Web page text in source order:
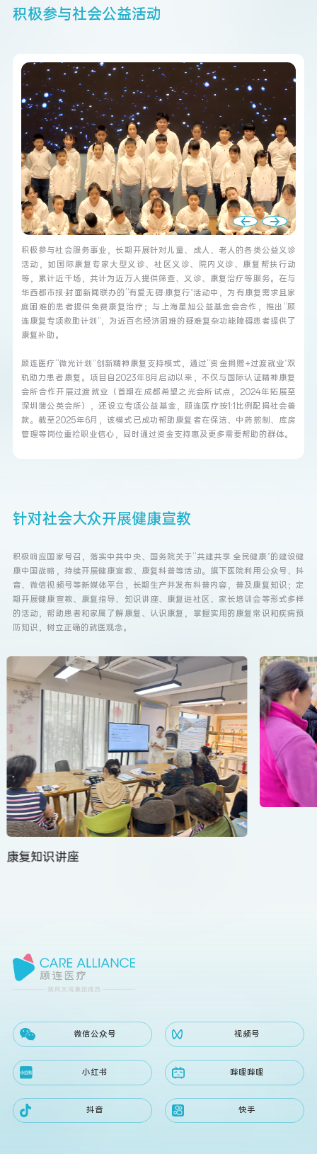
积极参与社会公益活动
积极参与社会服务事业，长期开展针对儿童、成人、老人的各类公益义诊
活动，如国际康复专家大型义诊、社区义诊、院内义诊、康复帮扶行动
等，累计近千场，共计为近万人提供筛查、义诊、康复治疗等服务。在与
华西都市报·封面新闻联办的“有爱无碍·康复行”活动中，为有康复需求且家
庭困难的患者提供免费康复治疗；与上海星旭公益基金会合作，推出“顾
连康复专项救助计划”，为近百名经济困难的疑难复杂功能障碍患者提供了
康复补助。
顾连医疗“微光计划”创新精神康复支持模式，通过“资金捐赠+过渡就业”双
轨助力患者康复。项目自2023年8月启动以来，不仅与国际认证精神康复
会所合作开展过渡就业（首期在成都希望之光会所试点，2024年拓展至
深圳蒲公英会所），还设立专项公益基金，顾连医疗按1:1比例配捐社会善
款。截至2025年6月，该模式已成功帮助康复者在保洁、中药煎制、库房
管理等岗位重拾职业信心，同时通过资金支持惠及更多需要帮助的群体。
针对社会大众开展健康宣教
积极响应国家号召，落实中共中央、国务院关于“共建共享 全民健康”的建设健
康中国战略，持续开展健康宣教、康复科普等活动。旗下医院利用公众号、抖
音、微信视频号等新媒体平台，长期生产并发布科普内容，普及康复知识；定
期开展健康宣教、康复指导、知识讲座、康复进社区、家长培训会等形式多样
的活动，帮助患者和家属了解康复、认识康复，掌握实用的康复常识和疾病预
防知识，树立正确的就医观念。
康复知识讲座
微信公众号 视频号
小红书 哔哩哔哩
抖音 快手